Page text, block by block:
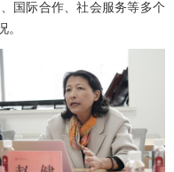
国际合作、社会服务等多个
。